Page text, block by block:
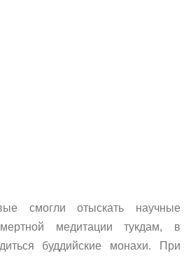
смогли отыскать научные
медитации тукдам, в
буддийские монахи. При